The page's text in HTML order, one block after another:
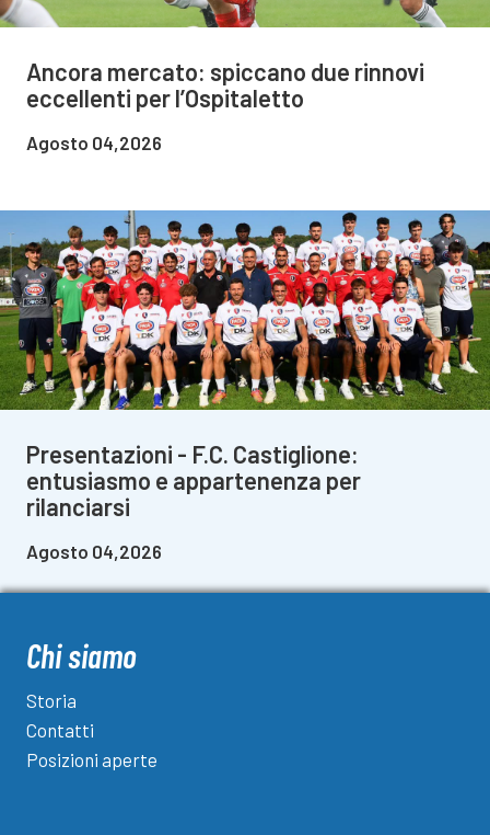
Ancora mercato: spiccano due rinnovi
eccellenti per l’Ospitaletto
Agosto 04,2026
Presentazioni - F.C. Castiglione:
entusiasmo e appartenenza per
rilanciarsi
Agosto 04,2026
Chi siamo
Storia
Contatti
Posizioni aperte